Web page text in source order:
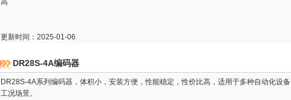
高
更新时间：2025-01-06
DR28S-4A编码器
DR28S-4A系列编码器，体积小，安装方便，性能稳定，性价比高，适用于多种自动化设备
工况场景。